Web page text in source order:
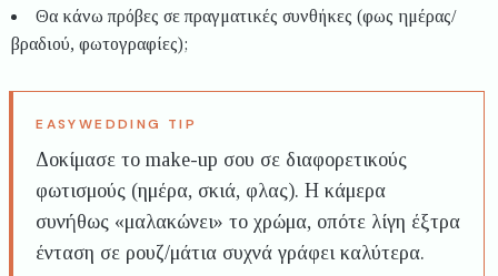
Θα κάνω πρόβες σε πραγματικές συνθήκες (φως ημέρας/
βραδιού, φωτογραφίες);
Δοκίμασε το make-up σου σε διαφορετικούς
φωτισμούς (ημέρα, σκιά, φλας). Η κάμερα
συνήθως «μαλακώνει» το χρώμα, οπότε λίγη έξτρα
ένταση σε ρουζ/μάτια συχνά γράφει καλύτερα.